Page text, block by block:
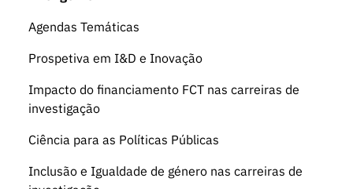
Agendas Temáticas
Prospetiva em I&D e Inovação
Impacto do financiamento FCT nas carreiras de
investigação
Ciência para as Políticas Públicas
Inclusão e Igualdade de género nas carreiras de